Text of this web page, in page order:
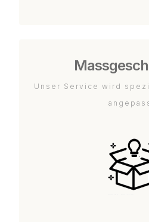
Unser Service wird